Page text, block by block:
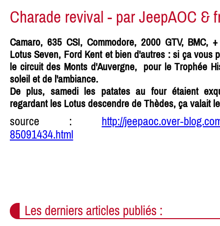
Charade revival - par JeepAOC &
Camaro, 635 CSI, Commodore, 2000 GTV, BMC,
Lotus Seven, Ford Kent et bien d'autres : si ça vous
le circuit des Monts d'Auvergne, pour le Trophée
soleil et de l'ambiance.
De plus, samedi les patates au four étaient
regardant les Lotus descendre de Thèdes, ça valait
source : http://jeepaoc.over-
85091434.html
Les derniers articles publiés :